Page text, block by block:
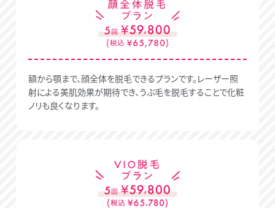
額から顎まで、顔全体を脱毛できるプランです。レーザー照
射による美肌効果が期待でき、うぶ毛を脱毛することで化粧
ノリも良くなります。